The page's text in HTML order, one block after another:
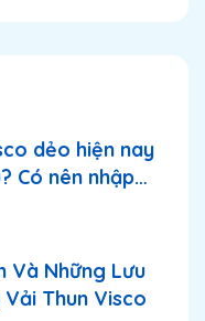
dẻo hiện nay
Có nên nhập
Và Những Lưu
Vải Thun Visco